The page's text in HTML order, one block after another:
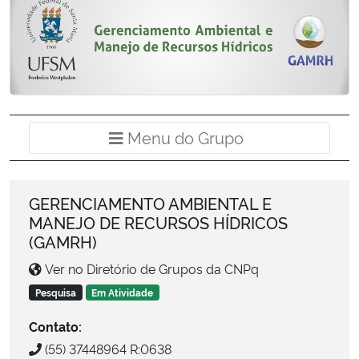
Ministério da Cidadania
Ministério da Saúde
Ministério de Minas e Energia
Ministério da Ciência, Tecnologia, Inovações e Comunicações
Ministério do Turismo
Ministério do Desenvolvimento Regional
Ministério da Mulher, da Família e dos Direitos Humanos
Menu do Grupo
GERENCIAMENTO AMBIENTAL E
MANEJO DE RECURSOS HÍDRICOS
(GAMRH)
Ver no Diretório de Grupos da CNPq
Pesquisa Em Atividade
Contato:
(55) 37448964 R:0638